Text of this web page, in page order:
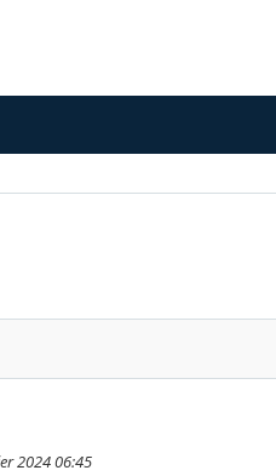
2024 06:45